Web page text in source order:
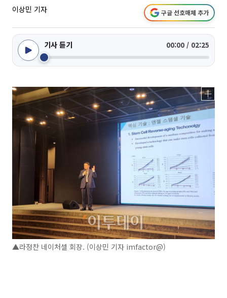
이상민 기자 구글 선호매체 추가
기사 듣기 00:00 / 02:25
▲라정찬 네이처셀 회장. (이상민 기자 imfactor@)